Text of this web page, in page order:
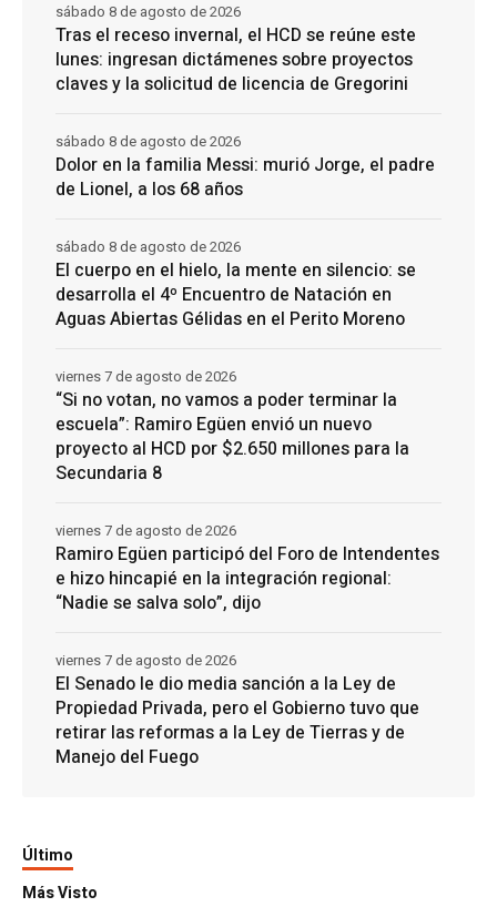
Tras el receso invernal, el HCD se reúne este
lunes: ingresan dictámenes sobre proyectos
claves y la solicitud de licencia de Gregorini
sábado 8 de agosto de 2026
Dolor en la familia Messi: murió Jorge, el padre
de Lionel, a los 68 años
sábado 8 de agosto de 2026
El cuerpo en el hielo, la mente en silencio: se
desarrolla el 4º Encuentro de Natación en
Aguas Abiertas Gélidas en el Perito Moreno
sábado 8 de agosto de 2026
“Si no votan, no vamos a poder terminar la
escuela”: Ramiro Egüen envió un nuevo
proyecto al HCD por $2.650 millones para la
Secundaria 8
viernes 7 de agosto de 2026
Ramiro Egüen participó del Foro de Intendentes
e hizo hincapié en la integración regional:
“Nadie se salva solo”, dijo
viernes 7 de agosto de 2026
El Senado le dio media sanción a la Ley de
Propiedad Privada, pero el Gobierno tuvo que
retirar las reformas a la Ley de Tierras y de
Manejo del Fuego
viernes 7 de agosto de 2026
Último
Más Visto